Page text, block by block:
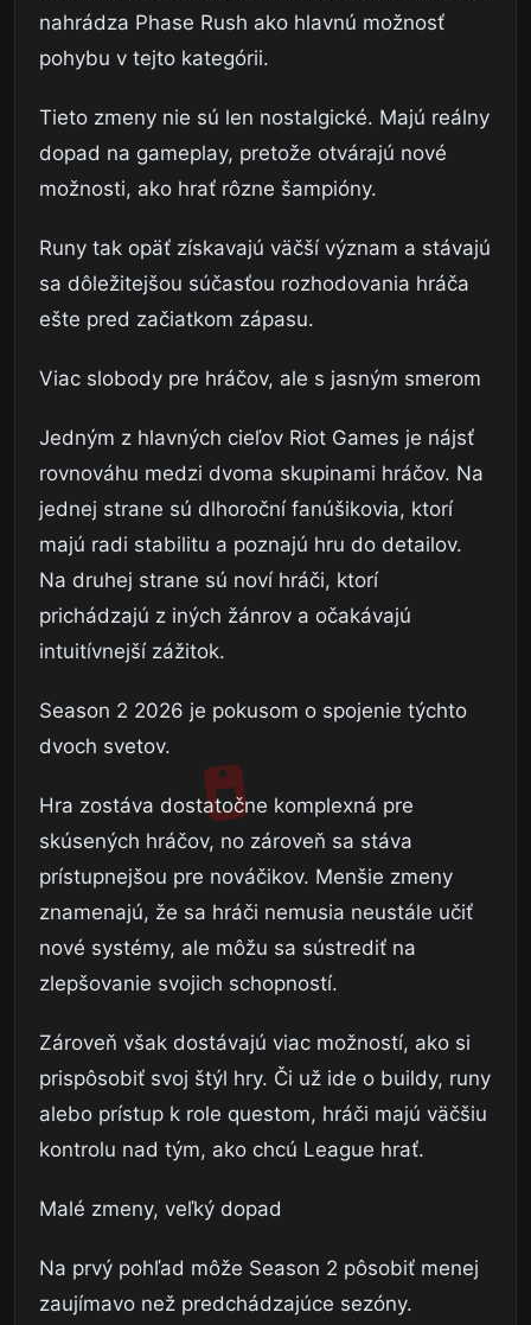
nahrádza Phase Rush ako hlavnú možnosť
pohybu v tejto kategórii.
Tieto zmeny nie sú len nostalgické. Majú reálny
dopad na gameplay, pretože otvárajú nové
možnosti, ako hrať rôzne šampióny.
Runy tak opäť získavajú väčší význam a stávajú
sa dôležitejšou súčasťou rozhodovania hráča
ešte pred začiatkom zápasu.
Viac slobody pre hráčov, ale s jasným smerom
Jedným z hlavných cieľov Riot Games je nájsť
rovnováhu medzi dvoma skupinami hráčov. Na
jednej strane sú dlhoroční fanúšikovia, ktorí
majú radi stabilitu a poznajú hru do detailov.
Na druhej strane sú noví hráči, ktorí
prichádzajú z iných žánrov a očakávajú
intuitívnejší zážitok.
Season 2 2026 je pokusom o spojenie týchto
dvoch svetov.
Hra zostáva dostatočne komplexná pre
skúsených hráčov, no zároveň sa stáva
prístupnejšou pre nováčikov. Menšie zmeny
znamenajú, že sa hráči nemusia neustále učiť
nové systémy, ale môžu sa sústrediť na
zlepšovanie svojich schopností.
Zároveň však dostávajú viac možností, ako si
prispôsobiť svoj štýl hry. Či už ide o buildy, runy
alebo prístup k role questom, hráči majú väčšiu
kontrolu nad tým, ako chcú League hrať.
Malé zmeny, veľký dopad
Na prvý pohľad môže Season 2 pôsobiť menej
zaujímavo než predchádzajúce sezóny.